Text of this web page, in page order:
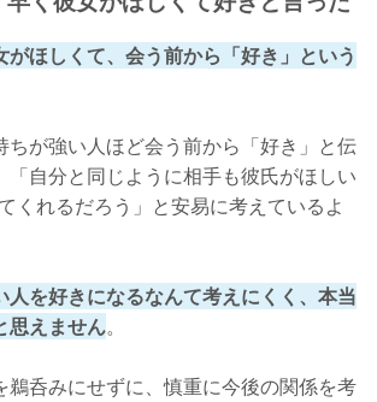
がほしくて、会う前から「好き」という
ちが強い人ほど会う前から「好き」と伝
「自分と同じように相手も彼氏がほしい
くれるだろう」と安易に考えているよ
人を好きになるなんて考えにくく、本当
思えません。
鵜呑みにせずに、慎重に今後の関係を考